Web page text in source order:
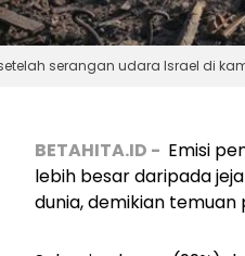
serangan udara Israel di
BETAHITA.ID - Emisi
lebih besar daripada
dunia, demikian temuan